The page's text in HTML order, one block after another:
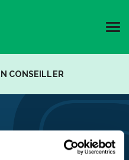
CONSEILLER